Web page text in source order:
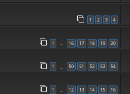
1 2 3 4
1 … 16 17 18 19 20
1 50 51 52 53 54
1 12 13 14 15 16